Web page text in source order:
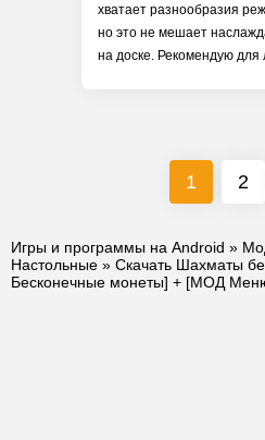
хватает разнообразия
но это не мешает
на доске. Рекомендую для
1 2
Игры и программы на Android »
Настольные » Скачать Шахматы
Бесконечные монеты] + [МОД